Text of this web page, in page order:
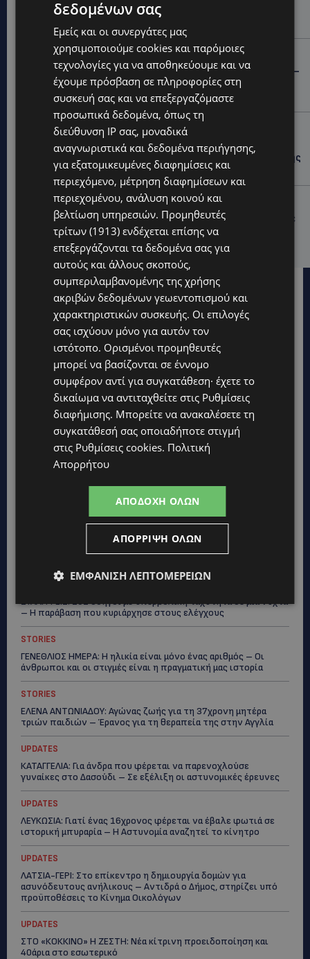
μία νύχτα – Η παράβαση που κυριάρχησε στους
STORIES
ΓΕΝΕΘΛΙΟΣ ΗΜΕΡΑ: Η ηλικία είναι μόνο ένας αριθμός –
Οι άνθρωποι και οι στιγμές είναι η πραγματική μας
ιστορία
STORIES
ΕΛΕΝΑ ΑΝΤΩΝΙΑΔΟΥ: Αγώνας ζωής για τη 37χρονη
μητέρα τριών παιδιών – Έρανος για τη θεραπεία της
στην Αγγλία
UPDATES
ΚΑΤΑΓΓΕΛΙΑ: Για άνδρα που φέρεται να παρενοχλούσε
γυναίκες στο Δασούδι – Σε εξέλιξη οι αστυνομικές
έρευνες
Παρασκευή – Πού και τι ώρα θα γίνουν οι δράσεις
UPDATES
ΣΥΛΛΗΨΕΙΣ: 161 οδηγοί με υπερβολική ταχύτητα σε μία νύχτα
– Η παράβαση που κυριάρχησε στους ελέγχους
STORIES
ΓΕΝΕΘΛΙΟΣ ΗΜΕΡΑ: Η ηλικία είναι μόνο ένας αριθμός – Οι
άνθρωποι και οι στιγμές είναι η πραγματική μας ιστορία
STORIES
ΕΛΕΝΑ ΑΝΤΩΝΙΑΔΟΥ: Αγώνας ζωής για τη 37χρονη μητέρα
τριών παιδιών – Έρανος για τη θεραπεία της στην Αγγλία
UPDATES
ΚΑΤΑΓΓΕΛΙΑ: Για άνδρα που φέρεται να παρενοχλούσε
γυναίκες στο Δασούδι – Σε εξέλιξη οι αστυνομικές έρευνες
UPDATES
ΛΕΥΚΩΣΙΑ: Γιατί ένας 16χρονος φέρεται να έβαλε φωτιά σε
ιστορική μπυραρία – Η Αστυνομία αναζητεί το κίνητρο
UPDATES
ΛΑΤΣΙΑ-ΓΕΡΙ: Στο επίκεντρο η δημιουργία δομών για
ασυνόδευτους ανήλικους – Αντιδρά ο Δήμος, στηρίζει υπό
προϋποθέσεις το Κίνημα Οικολόγων
UPDATES
ΣΤΟ «ΚΟΚΚΙΝΟ» Η ΖΕΣΤΗ: Νέα κίτρινη προειδοποίηση και
40άρια στο εσωτερικό
δεδομένων σας
Εμείς και οι συνεργάτες μας
χρησιμοποιούμε cookies και παρόμοιες
τεχνολογίες για να αποθηκεύουμε και να
έχουμε πρόσβαση σε πληροφορίες στη
συσκευή σας και να επεξεργαζόμαστε
προσωπικά δεδομένα, όπως τη
διεύθυνση IP σας, μοναδικά
αναγνωριστικά και δεδομένα περιήγησης,
για εξατομικευμένες διαφημίσεις και
περιεχόμενο, μέτρηση διαφημίσεων και
περιεχομένου, ανάλυση κοινού και
βελτίωση υπηρεσιών. Προμηθευτές
τρίτων (1913) ενδέχεται επίσης να
επεξεργάζονται τα δεδομένα σας για
αυτούς και άλλους σκοπούς,
συμπεριλαμβανομένης της χρήσης
ακριβών δεδομένων γεωεντοπισμού και
χαρακτηριστικών συσκευής. Οι επιλογές
σας ισχύουν μόνο για αυτόν τον
ιστότοπο. Ορισμένοι προμηθευτές
μπορεί να βασίζονται σε έννομο
συμφέρον αντί για συγκατάθεση· έχετε το
δικαίωμα να αντιταχθείτε στις Ρυθμίσεις
διαφήμισης. Μπορείτε να ανακαλέσετε τη
συγκατάθεσή σας οποιαδήποτε στιγμή
στις Ρυθμίσεις cookies. Πολιτική
Απορρήτου
ΑΠΟΔΟΧΉ ΌΛΩΝ
ΑΠΌΡΡΙΨΗ ΌΛΩΝ
ΕΜΦΆΝΙΣΗ ΛΕΠΤΟΜΕΡΕΙΏΝ